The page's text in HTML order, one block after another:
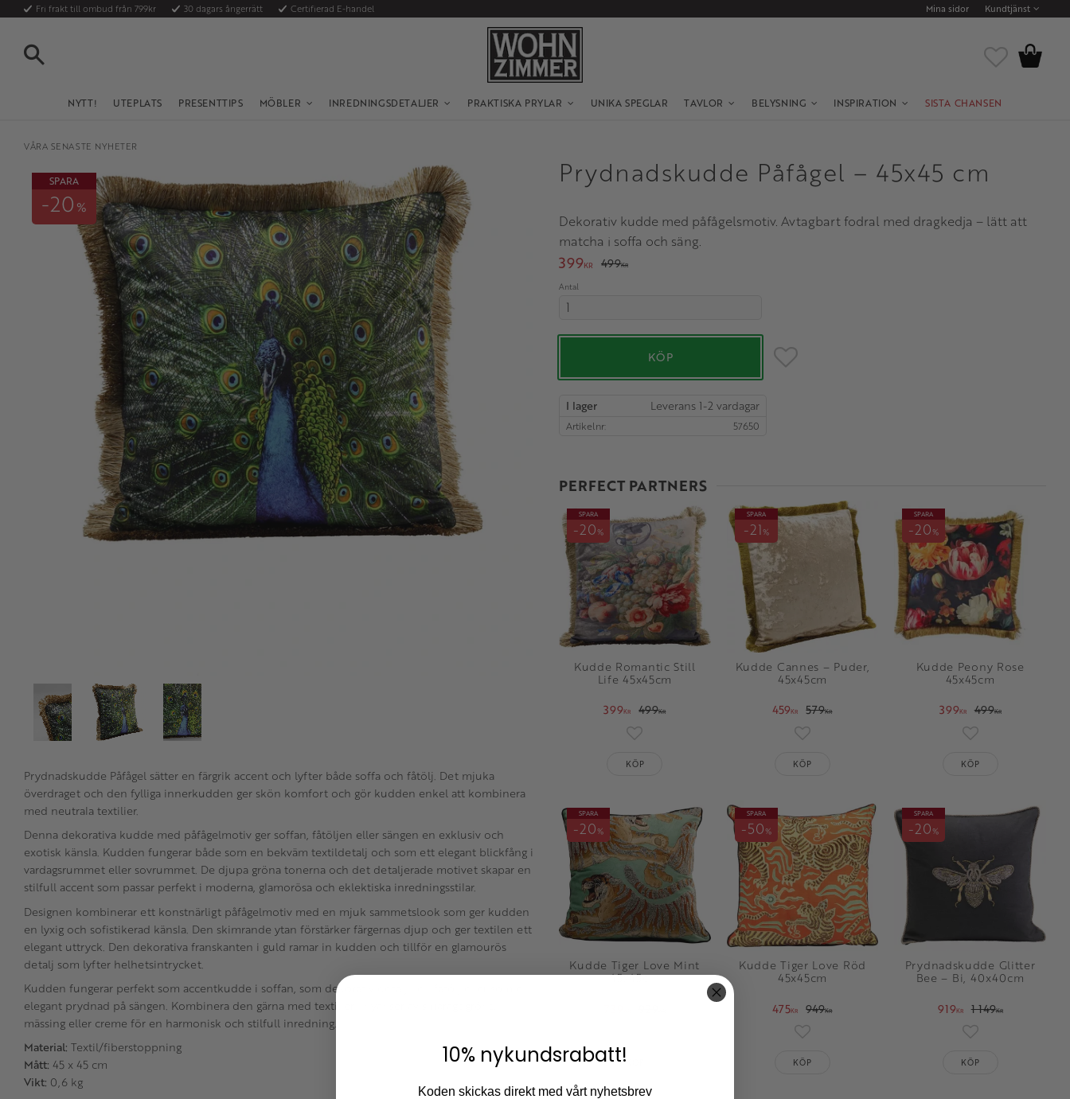
Fri frakt till ombud från 799kr 30 dagars ångerrätt Certifierad E-handel Mina sidor Kundtjänst
NYTT! UTEPLATS PRESENTTIPS MÖBLER INREDNINGSDETALJER PRAKTISKA PRYLAR UNIKA SPEGLAR TAVLOR BELYSNING INSPIRATION SISTA CHANSEN
Favoriter
Kundvagn
VÅRA SENASTE NYHETER
Prydnadskudde Påfågel – 45x45 cm
Dekorativ kudde med påfågelsmotiv. Avtagbart fodral med dragkedja – lätt att
matcha i soffa och säng.
SPARA
20 %
Nedsatt pris:
399KR Ordinarie pris:
499KR
Antal
KÖP Lägg till i favoriter
I lager
Artikelnr 57650
PERFECT PARTNERS
Kudde Romantic Still
Life 45x45cm
399KR 499KR
SPARA
20%
Lägg till i favoriter
KÖP
Kudde Cannes – Puder,
45x45cm
459KR 579KR
SPARA
21%
Lägg till i favoriter
KÖP
Kudde Peony Rose
45x45cm
399KR 499KR
SPARA
20%
Lägg till i
KÖP
Kudde Tiger Love Mint
45x45cm
SPARA
20%
KÖP
Kudde Tiger Love Röd
45x45cm
475KR 949KR
SPARA
50%
KÖP
Prydnadskudde Glitter
Bee – Bi, 40x40cm
919KR 1 149KR
SPARA
20%
Lägg till i
KÖP
Prydnadskudde Påfågel sätter en färgrik accent och lyfter både soffa och fåtölj. Det mjuka
överdraget och den fylliga innerkudden ger skön komfort och gör kudden enkel att kombinera
med neutrala textilier.
Denna dekorativa kudde med påfågelmotiv ger soffan, fåtöljen eller sängen en exklusiv och
exotisk känsla. Kudden fungerar både som en bekväm textildetalj och som ett elegant blickfång i
vardagsrummet eller sovrummet. De djupa gröna tonerna och det detaljerade motivet skapar en
stilfull accent som passar perfekt i moderna, glamorösa och eklektiska inredningsstilar.
Designen kombinerar ett konstnärligt påfågelmotiv med en mjuk sammetslook som ger kudden
en lyxig och sofistikerad känsla. Den skimrande ytan förstärker färgernas djup och ger textilen ett
elegant uttryck. Den dekorativa franskanten i guld ramar in kudden och tillför en glamourös
detalj som lyfter helhetsintrycket.
Kudden fungerar perfekt som accentkudde i soffan, som dekorativ detalj i en fåtölj eller som en
elegant prydnad på sängen. Kombinera den gärna med textilier i nyanser av smaragdgrönt,
mässing eller creme för en harmonisk och stilfull inredning.
Material: Textil/fiberstoppning
Mått: 45 x 45 cm
Vikt: 0,6 kg
10% nykundsrabatt!
Koden skickas direkt med vårt nyhetsbrev